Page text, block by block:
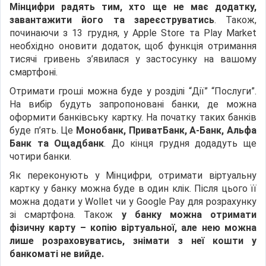
Мінцифри радять тим, хто ще не має додатку,
завантажити його та зареєструватись. Також,
починаючи з 13 грудня, у Apple Store та Play Market
необхідно оновити додаток, щоб функція отримання
тисячі гривень з’явилася у застосунку на вашому
смартфоні.
Отримати гроші можна буде у розділі “Дії” “Послуги”.
На вибір будуть запропоновані банки, де можна
оформити банківську картку. На початку таких банків
буде п’ять. Це Монобанк, ПриватБанк, А-Банк, Альфа
Банк та Ощадбанк. До кінця грудня додадуть ще
чотири банки.
Як переконують у Мінцифри, отримати віртуальну
картку у банку можна буде в один клік. Після цього її
можна додати у Wollet чи у Google Pay для розрахунку
зі смартфона. Також у банку можна отримати
фізичну карту – копію віртуальної, але нею можна
лише розраховуватись, знімати з неї кошти у
банкоматі не вийде.